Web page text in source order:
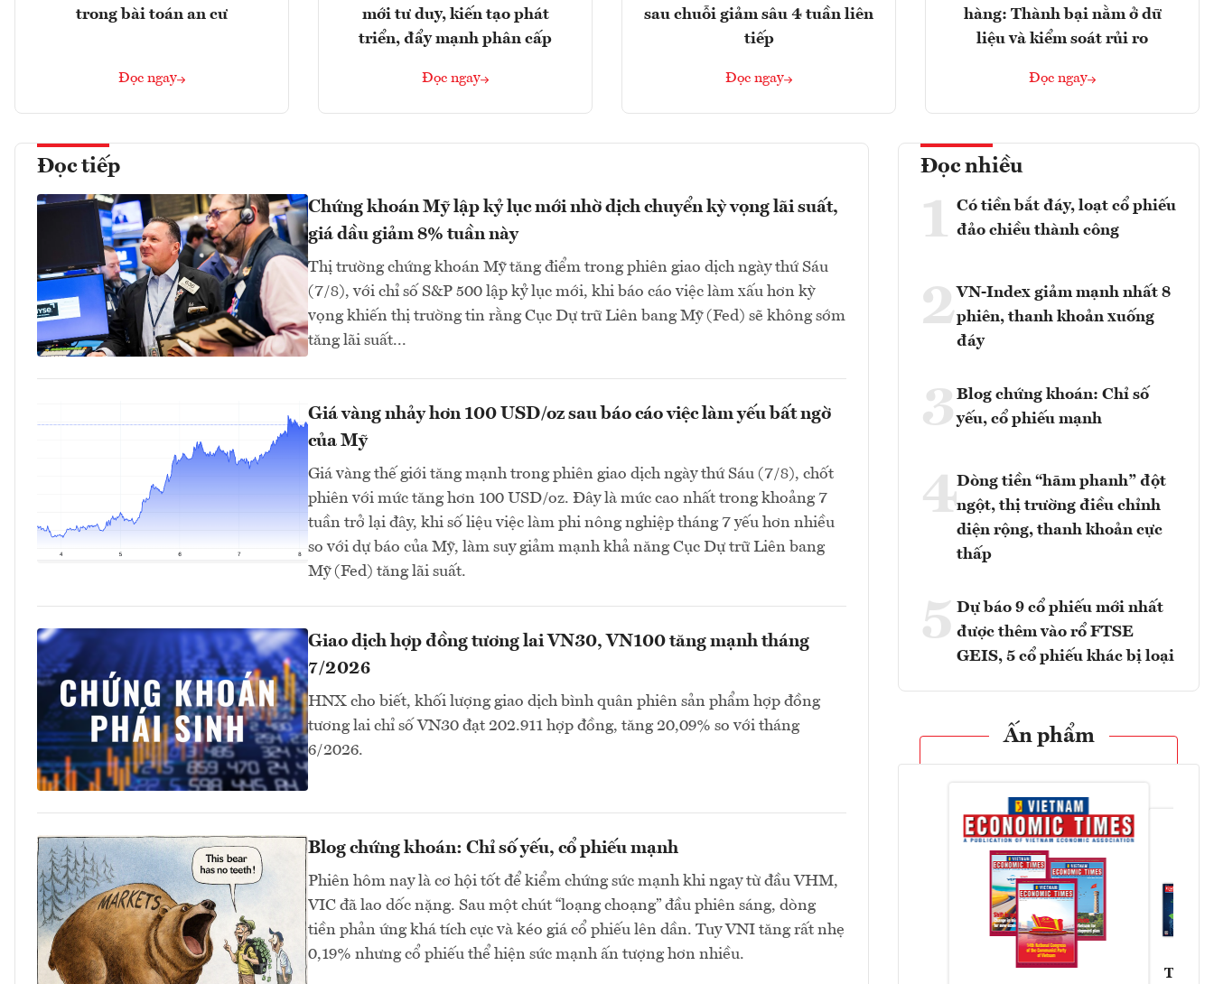
trong bài toán an cư
Đọc ngay
mới tư duy, kiến tạo phát
triển, đẩy mạnh phân cấp
Đọc ngay
sau chuỗi giảm sâu 4 tuần liên
tiếp
Đọc ngay
hàng: Thành bại nằm ở dữ
liệu và kiểm soát rủi ro
Đọc ngay
Đọc tiếp
Chứng khoán Mỹ lập kỷ lục mới nhờ dịch chuyển kỳ vọng lãi suất,
giá dầu giảm 8% tuần này
Thị trường chứng khoán Mỹ tăng điểm trong phiên giao dịch ngày thứ Sáu
(7/8), với chỉ số S&P 500 lập kỷ lục mới, khi báo cáo việc làm xấu hơn kỳ
vọng khiến thị trường tin rằng Cục Dự trữ Liên bang Mỹ (Fed) sẽ không sớm
tăng lãi suất...
Giá vàng nhảy hơn 100 USD/oz sau báo cáo việc làm yếu bất ngờ
của Mỹ
Giá vàng thế giới tăng mạnh trong phiên giao dịch ngày thứ Sáu (7/8), chốt
phiên với mức tăng hơn 100 USD/oz. Đây là mức cao nhất trong khoảng 7
tuần trở lại đây, khi số liệu việc làm phi nông nghiệp tháng 7 yếu hơn nhiều
so với dự báo của Mỹ, làm suy giảm mạnh khả năng Cục Dự trữ Liên bang
Mỹ (Fed) tăng lãi suất.
Giao dịch hợp đồng tương lai VN30, VN100 tăng mạnh tháng
7/2026
HNX cho biết, khối lượng giao dịch bình quân phiên sản phẩm hợp đồng
tương lai chỉ số VN30 đạt 202.911 hợp đồng, tăng 20,09% so với tháng
6/2026.
Blog chứng khoán: Chỉ số yếu, cổ phiếu mạnh
Phiên hôm nay là cơ hội tốt để kiểm chứng sức mạnh khi ngay từ đầu VHM,
VIC đã lao dốc nặng. Sau một chút “loạng choạng” đầu phiên sáng, dòng
tiền phản ứng khá tích cực và kéo giá cổ phiếu lên dần. Tuy VNI tăng rất nhẹ
0,19% nhưng cổ phiếu thể hiện sức mạnh ấn tượng hơn nhiều.
Đọc nhiều
1 Có tiền bắt đáy, loạt cổ phiếu
đảo chiều thành công
2VN-Index giảm mạnh nhất 8
phiên, thanh khoản xuống
đáy
3 Blog chứng khoán: Chỉ số
yếu, cổ phiếu mạnh
4Dòng tiền “hãm phanh” đột
ngột, thị trường điều chỉnh
diện rộng, thanh khoản cực
thấp
5 Dự báo 9 cổ phiếu mới nhất
được thêm vào rổ FTSE
GEIS, 5 cổ phiếu khác bị loại
Ấn phẩm
Tạp